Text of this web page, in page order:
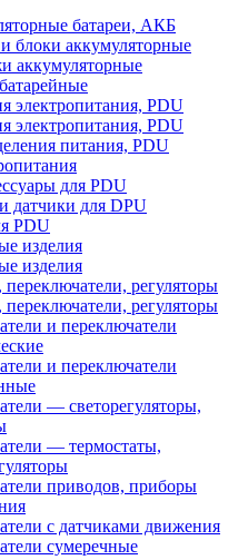
батареи, АКБ
блоки аккумуляторные
аккумуляторные
электропитания, PDU
электропитания, PDU
питания, PDU
для PDU
датчики для DPU
PDU
изделия
изделия
регуляторы
регуляторы
и переключатели
и переключатели
— светорегуляторы,
— термостаты,
приводов, приборы
с датчиками движения
сумеречные